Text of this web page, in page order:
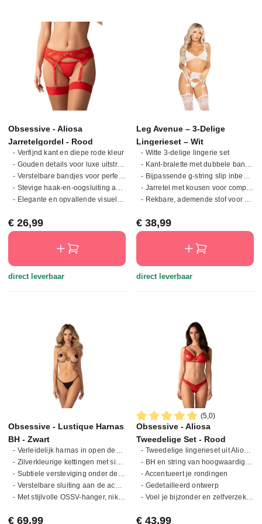
op of onder 30 graden, niet
bleken, niet strijken, niet in de
droogtrommel, niet chemisch
reinigen Stijlvol ontwerp en prettig
draagcomfort De Bye Bra Invisible
High Brief Nude + Black S biedt
de perfecte combinatie van
elegantie, draagcomfort en
bijna niet te voelen is, maar die je
de hele dag volledig ondersteunt.
Obsessive - Aliosa
Jarretelgordel - Rood
- Verfijnd kant en diepe rode kleur
- Gouden details voor luxe uitstraling
- Verstelbare bandjes voor perfecte pasvorm
- Stevige haak-en-oogsluiting achter
- Elegante en opvallende visuele contrast
Normale prijs:
€ 26,99
direct leverbaar
Leg Avenue – 3-Delige
Lingerieset – Wit
- Witte 3-delige lingerie set
- Kant-bralette met dubbele bandjes en strikjes
- Bijpassende g-string slip inbegrepen
- Jarretel met kousen voor complete look
- Rekbare, ademende stof voor perfecte pasvorm
Normale prijs:
€ 38,99
direct leverbaar
Obsessive - Lustique Harnas
BH - Zwart
- Verleidelijk harnas in open design
- Zilverkleurige kettingen met sieradeneffect
- Subtiele versteviging onder de buste
- Verstelbare sluiting aan de achterkant
- Met stijlvolle OSSV-hanger, nikkelvrij
Normale prijs:
€ 69,99
(5,0)
Gemiddelde waardering van
Obsessive - Aliosa
Tweedelige Set - Rood
- Tweedelige lingerieset uit Aliosa-collectie
- BH en string van hoogwaardige stoffen
- Accentueert je rondingen
- Gedetailleerd ontwerp
- Voel je bijzonder en zelfverzekerd
Normale prijs:
€ 43,99